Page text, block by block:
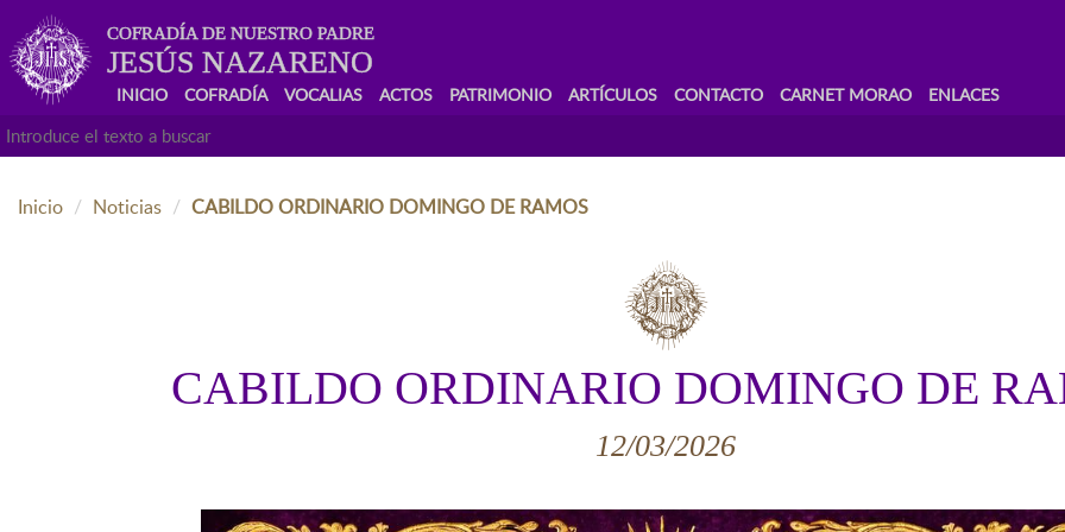
COFRADÍA DE NUESTRO PADRE
JESÚS NAZARENO
INICIO COFRADÍA VOCALIAS ACTOS PATRIMONIO ARTÍCULOS CONTACTO CARNET MORAO ENLACES
Inicio Noticias CABILDO ORDINARIO DOMINGO DE RAMOS
CABILDO ORDINARIO DOMINGO DE
12/03/2026